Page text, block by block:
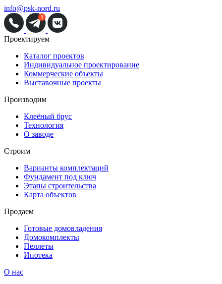
info@psk-nord.ru
Проектируем
Каталог проектов
Индивидуальное проектирование
Коммерческие объекты
Выставочные проекты
Производим
Клеёный брус
Технология
О заводе
Строим
Варианты комплектаций
Фундамент под ключ
Этапы строительства
Карта объектов
Продаем
Готовые домовладения
Домокомплекты
Пеллеты
Ипотека
О нас